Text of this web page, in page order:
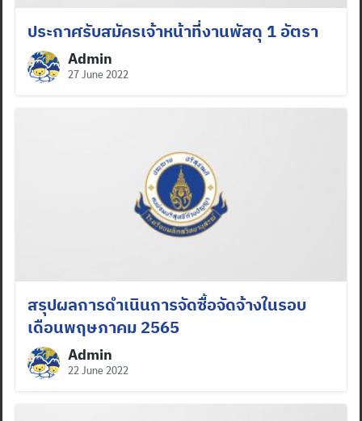
ประกาศรับสมัครเจ้าหน้าที่งานพัสดุ 1 อัตรา
Admin
27 June 2022
สรุปผลการดำเนินการจัดซื้อจัดจ้างในรอบ
เดือนพฤษภาคม 2565
Admin
22 June 2022